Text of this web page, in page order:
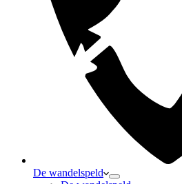
De wandelspeld